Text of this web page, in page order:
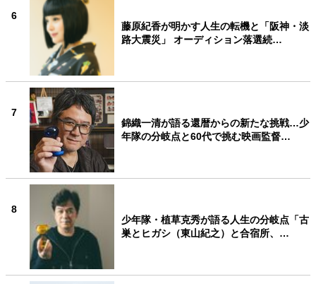
6
藤原紀香が明かす人生の転機と「阪神・淡
路大震災」 オーディション落選続…
7
錦織一清が語る還暦からの新たな挑戦…少
年隊の分岐点と60代で挑む映画監督…
8
少年隊・植草克秀が語る人生の分岐点「古
巣とヒガシ（東山紀之）と合宿所、…